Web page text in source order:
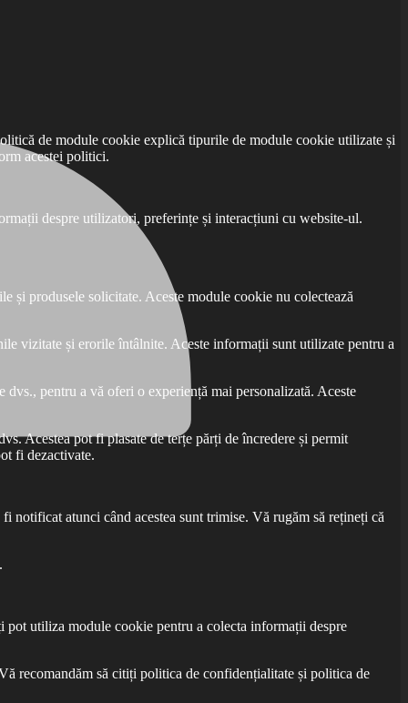
de module cookie explică tipurile de module cookie utilizate și
acestei politici.
despre utilizatori, preferințe și interacțiuni cu website-ul.
și produsele solicitate. Aceste module cookie nu colectează
vizitate și erorile întâlnite. Aceste informații sunt utilizate pentru a
pentru a vă oferi o experiență mai personalizată. Aceste
Acestea pot fi plasate de terțe părți de încredere și permit
fi dezactivate.
atunci când acestea sunt trimise. Vă rugăm să rețineți că
utiliza module cookie pentru a colecta informații despre
recomandăm să citiți politica de confidențialitate și politica de